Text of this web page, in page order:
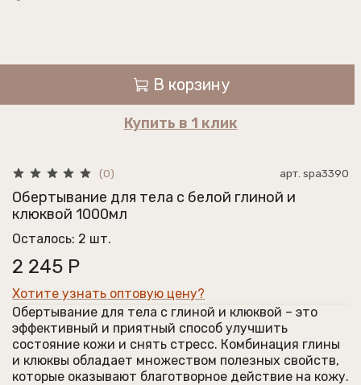
В корзину
Купить в 1 клик
(0) арт. spa3390
Обертывание для тела с белой глиной и
клюквой 1000мл
Осталось: 2 шт.
2 245 Р
Хотите узнать оптовую цену?
Обертывание для тела с глиной и клюквой – это
эффективный и приятный способ улучшить
состояние кожи и снять стресс. Комбинация глины
и клюквы обладает множеством полезных свойств,
которые оказывают благотворное действие на кожу.